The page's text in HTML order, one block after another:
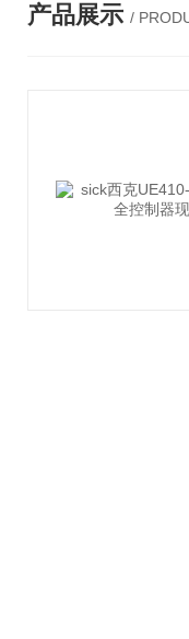
产品展示 /